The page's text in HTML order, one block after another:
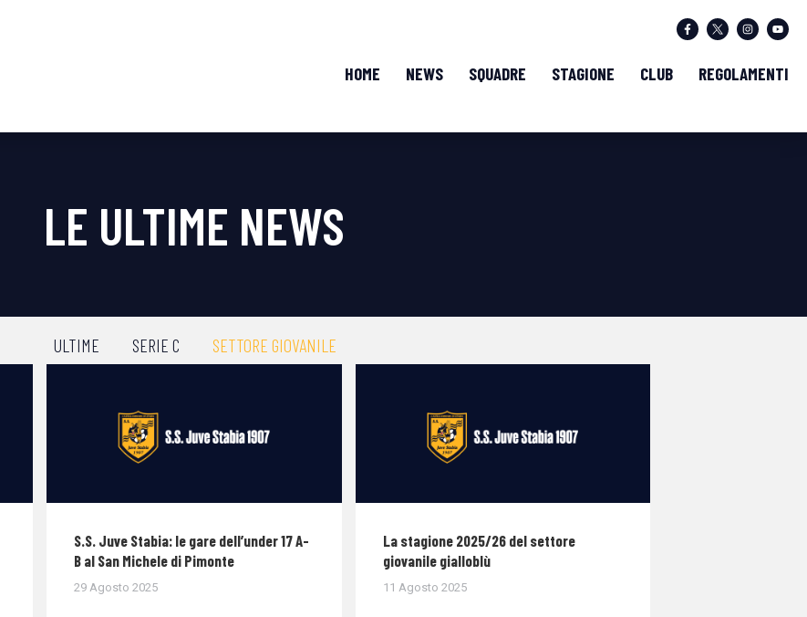
HOME NEWS SQUADRE STAGIONE CLUB REGOLAMENTI
LE ULTIME NEWS
ULTIME SERIE C SETTORE GIOVANILE
S.S. Juve Stabia: le gare dell’under 17 A-
B al San Michele di Pimonte
29 Agosto 2025
La stagione 2025/26 del settore
giovanile gialloblù
11 Agosto 2025